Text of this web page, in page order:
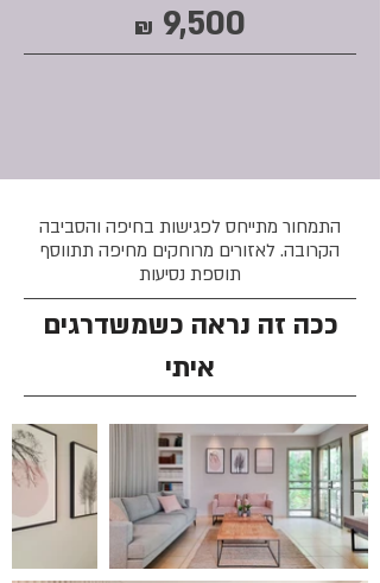
9,500
₪
התמחור מתייחס לפגישות בחיפה והסביבה
הקרובה. לאזורים מרוחקים מחיפה תתווסף
תוספת נסיעות
ככה זה נראה כשמשדרגים
איתי